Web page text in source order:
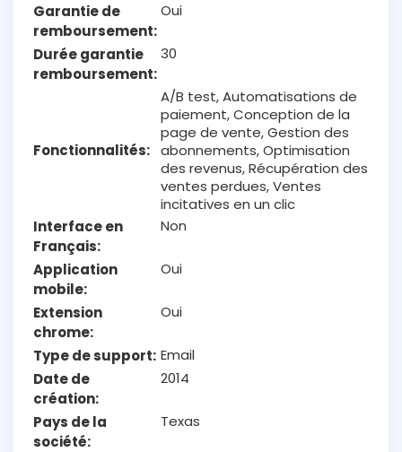
Garantie de
remboursement
Oui
Durée garantie
remboursement
30
Fonctionnalités
A/B test, Automatisations de
paiement, Conception de la
page de vente, Gestion des
abonnements, Optimisation
des revenus, Récupération des
ventes perdues, Ventes
incitatives en un clic
Interface en
Français
Non
Application
mobile
Oui
Extension
chrome
Oui
Type de support Email
Date de
création
2014
Pays de la
société
Texas